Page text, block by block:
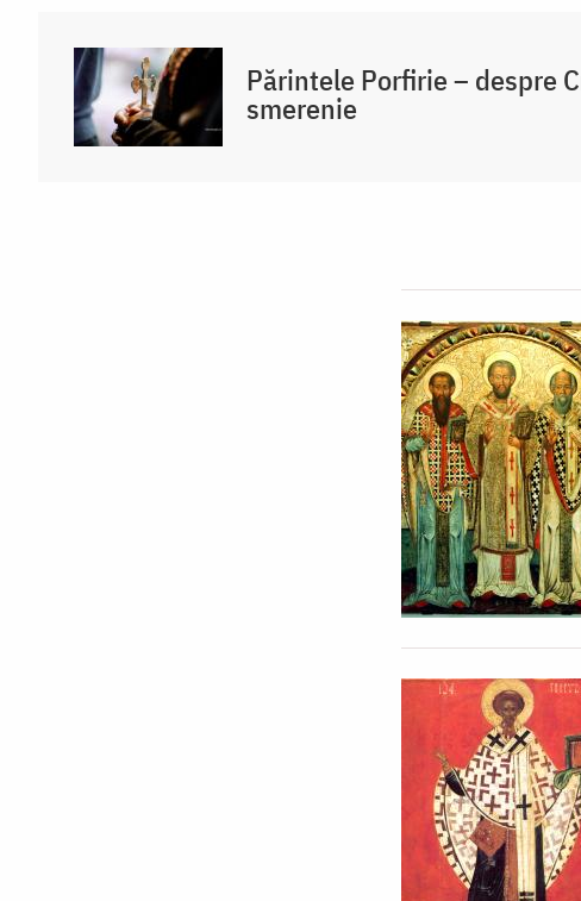
Părintele Porfirie – despre
smerenie